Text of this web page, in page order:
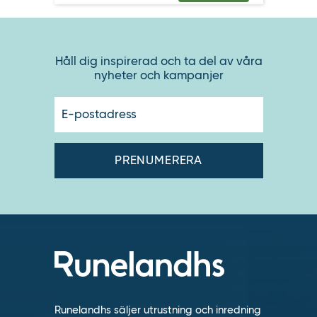
Håll dig inspirerad och ta del av våra
nyheter och kampanjer
Runelandhs säljer utrustning och inredning